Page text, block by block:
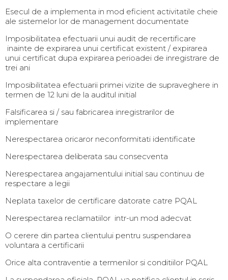
Esecul de a implementa in mod eficient activitatile cheie
ale sistemelor lor de management documentate
Imposibilitatea efectuarii unui audit de recertificare
inainte de expirarea unui certificat existent / expirarea
unui certificat dupa expirarea perioadei de inregistrare de
trei ani
Imposibilitatea efectuarii primei vizite de supraveghere in
termen de 12 luni de la auditul initial
Falsificarea si / sau fabricarea inregistrarilor de
implementare
Nerespectarea oricaror neconformitati identificate
Nerespectarea deliberata sau consecventa
Nerespectarea angajamentului initial sau continuu de
respectare a legii
Neplata taxelor de certificare datorate catre PQAL
Nerespectarea reclamatiilor intr-un mod adecvat
O cerere din partea clientului pentru suspendarea
voluntara a certificarii
Orice alta contraventie a termenilor si conditiilor PQAL